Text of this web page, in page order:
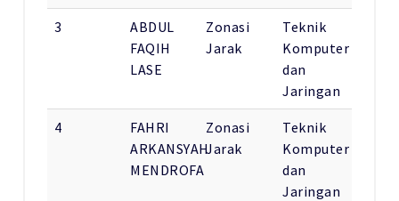
3
ABDUL
FAQIH
LASE
Zonasi
Jarak
Teknik
Komputer
dan
Jaringan
4
FAHRI
ARKANSYAH
MENDROFA
Zonasi
Jarak
Teknik
Komputer
dan
Jaringan